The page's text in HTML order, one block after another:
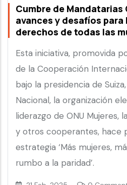
Cumbre de Mandatarias
avances y desafíos para
derechos de todas las
Esta iniciativa, promovida
de la Cooperación
bajo la presidencia de
Nacional, la organización
liderazgo de ONU Mujeres,
y otros cooperantes, hace
estrategia ‘Más mujeres,
rumbo a la paridad’.